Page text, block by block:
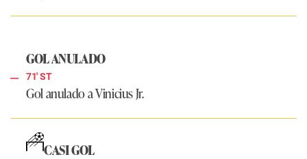
GOL ANULADO
71' ST
Gol anulado a Vinicius Jr.
CASI GOL